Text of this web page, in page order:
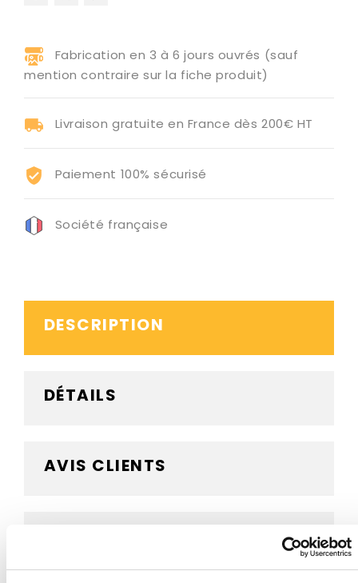
Fabrication en 3 à 6 jours ouvrés (sauf
mention contraire sur la fiche produit)
Livraison gratuite en France dès 200€ HT
Paiement 100% sécurisé
Société française
DESCRIPTION
DÉTAILS
AVIS CLIENTS